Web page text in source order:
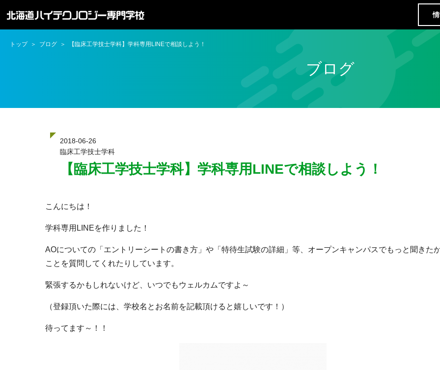
ブログ
トップ ブログ 【臨床工学技士学科】学科専用LINEで相談しよう！
2018-06-26
臨床工学技士学科
【臨床工学技士学科】学科専用LINEで相談しよう！
こんにちは！
学科専用LINEを作りました！
AOについての「エントリーシートの書き方」や「特待生試験の詳細」等、オープンキャンパスでもっと聞きた
ことを質問してくれたりしています。
緊張するかもしれないけど、いつでもウェルカムですよ～
（登録頂いた際には、学校名とお名前を記載頂けると嬉しいです！）
待ってます～！！